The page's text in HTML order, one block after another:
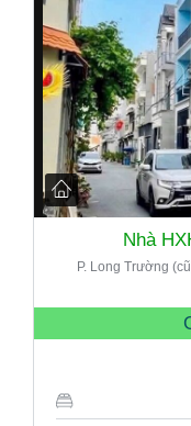
Nhà
P. Long Trường